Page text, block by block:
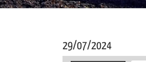
29/07/2024